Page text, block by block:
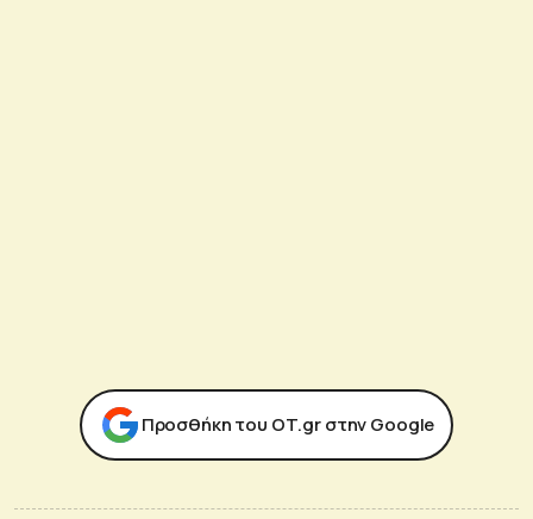
Προσθήκη του ΟΤ.gr στην Google